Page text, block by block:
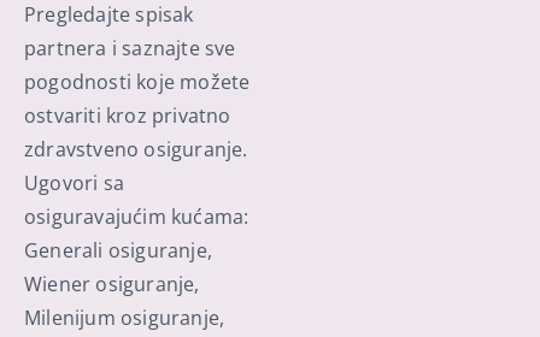
Pregledajte spisak
partnera i saznajte sve
pogodnosti koje možete
ostvariti kroz privatno
zdravstveno osiguranje.
Ugovori sa
osiguravajućim kućama:
Generali osiguranje,
Wiener osiguranje,
Milenijum osiguranje,